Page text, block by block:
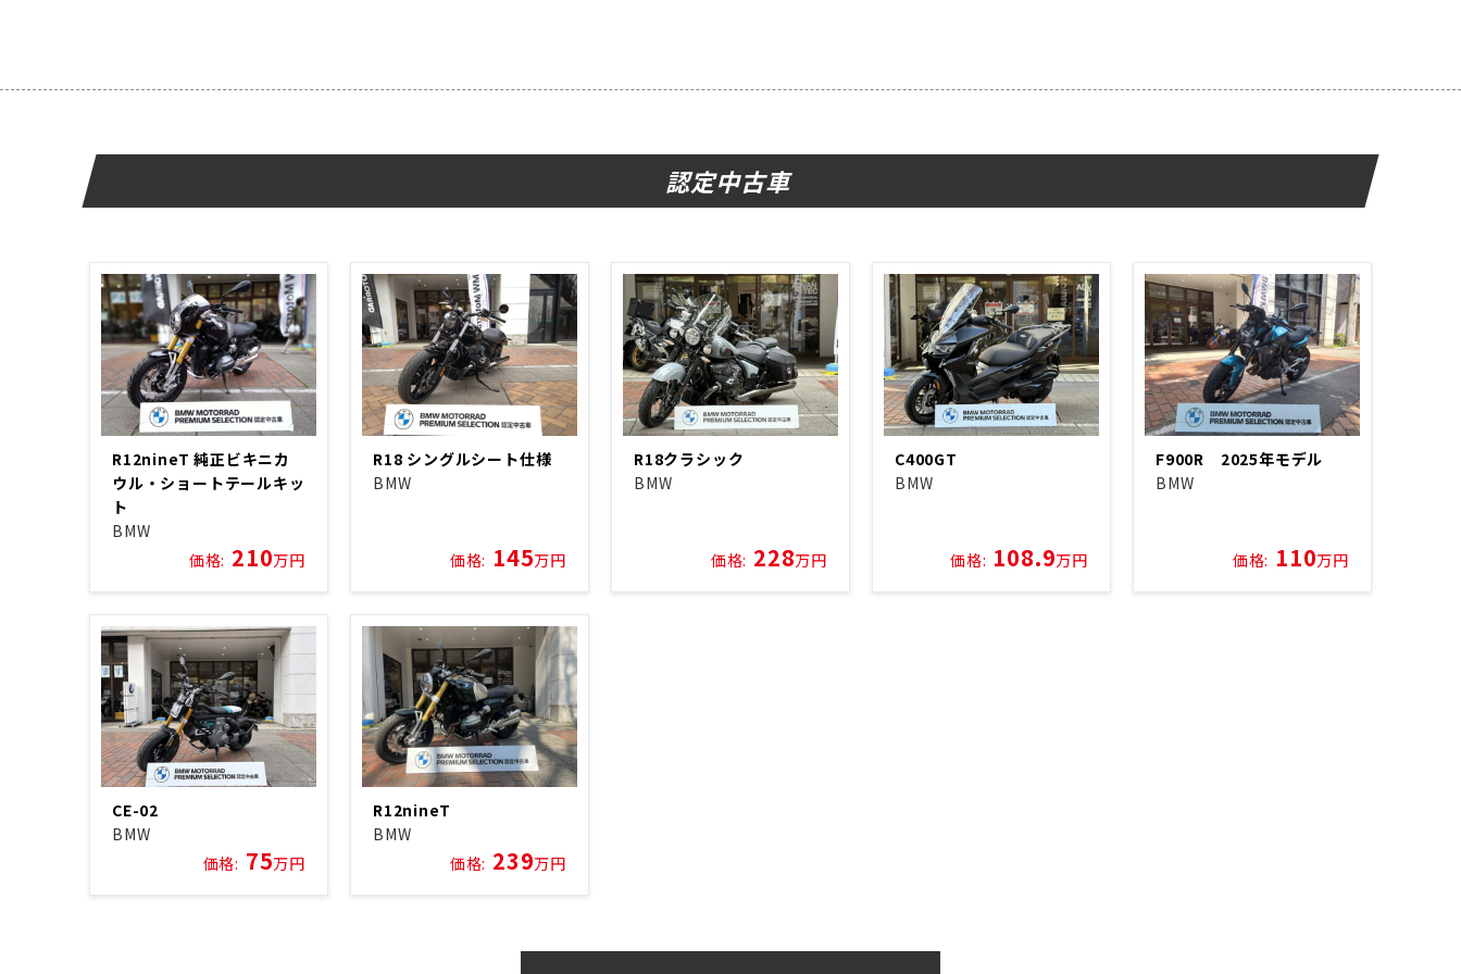
認定中古車
R12nineT 純正ビキニカ
ウル・ショートテールキッ
ト
BMW
価格: 210万円
R18 シングルシート仕様
BMW
価格: 145万円
R18クラシック
BMW
価格: 228万円
C400GT
BMW
価格: 108.9万円
F900R 2025年モデル
BMW
価格: 110万円
CE-02
BMW
価格: 75万円
R12nineT
BMW
価格: 239万円